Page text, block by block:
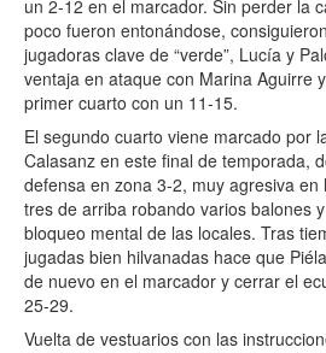
un 2-12 en el marcador. Sin perder la
poco fueron entonándose,
jugadoras clave de “verde”, Lucía y
ventaja en ataque con Marina Aguirre
primer cuarto con un 11-15.
El segundo cuarto viene marcado por
Calasanz en este final de temporada,
defensa en zona 3-2, muy agresiva
tres de arriba robando varios balones
bloqueo mental de las locales. Tras
jugadas bien hilvanadas hace que
de nuevo en el marcador y cerrar el
25-29.
Vuelta de vestuarios con las